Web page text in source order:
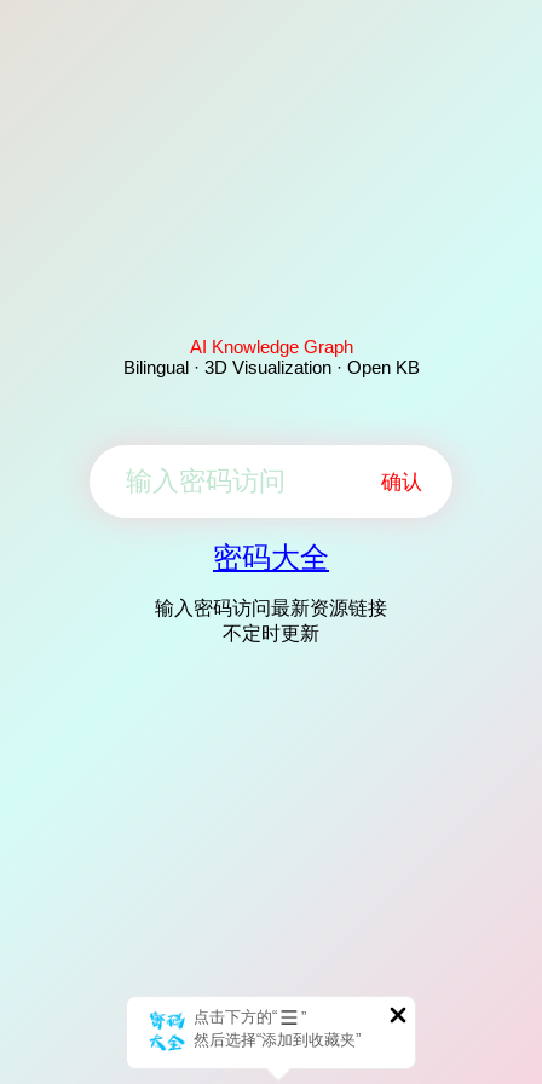
AI Knowledge Graph
Bilingual · 3D Visualization · Open KB
确认
密码大全
输入密码访问最新资源链接
不定时更新
点击下方的“
”
然后选择“添加到收藏夹”